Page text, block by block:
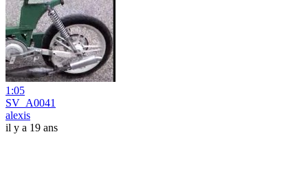
1:05
SV_A0041
alexis
il y a 19 ans